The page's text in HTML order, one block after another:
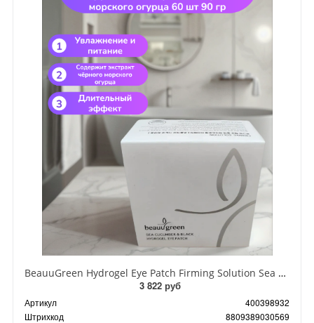
BeauuGreen Hydrogel Eye Patch Firming Solution Sea Cocumber & Black Гидрогелевые патчи для кожи вокруг глаз с экстрактом черного морского огурца 60 шт 90 гр
3 822 руб
Артикул
400398932
Штрихкод
8809389030569